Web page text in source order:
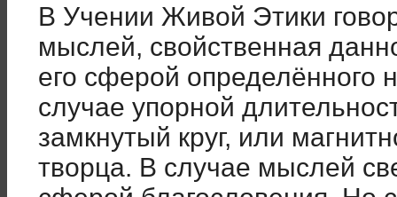
В Учении Живой Этики
мыслей, свойственная
его сферой определённого
случае упорной
замкнутый круг, или
творца. В случае мыслей